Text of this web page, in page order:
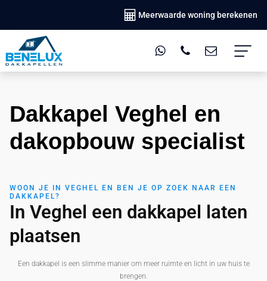
Meerwaarde woning berekenen
Dakkapel Veghel en
dakopbouw specialist
WOON JE IN VEGHEL EN BEN JE OP ZOEK NAAR EEN
DAKKAPEL?
In Veghel een dakkapel laten
plaatsen
Een dakkapel is een slimme manier om meer ruimte en licht in uw huis te
brengen.